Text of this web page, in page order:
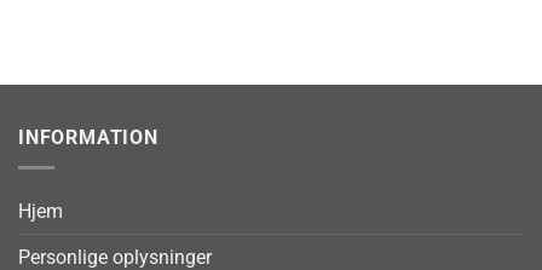
INFORMATION
Hjem
Personlige oplysninger